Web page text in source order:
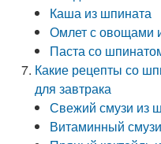
Каша из шпината
Омлет с овощами
Паста со
Какие рецепты со
для завтрака
Свежий смузи из
Витаминный